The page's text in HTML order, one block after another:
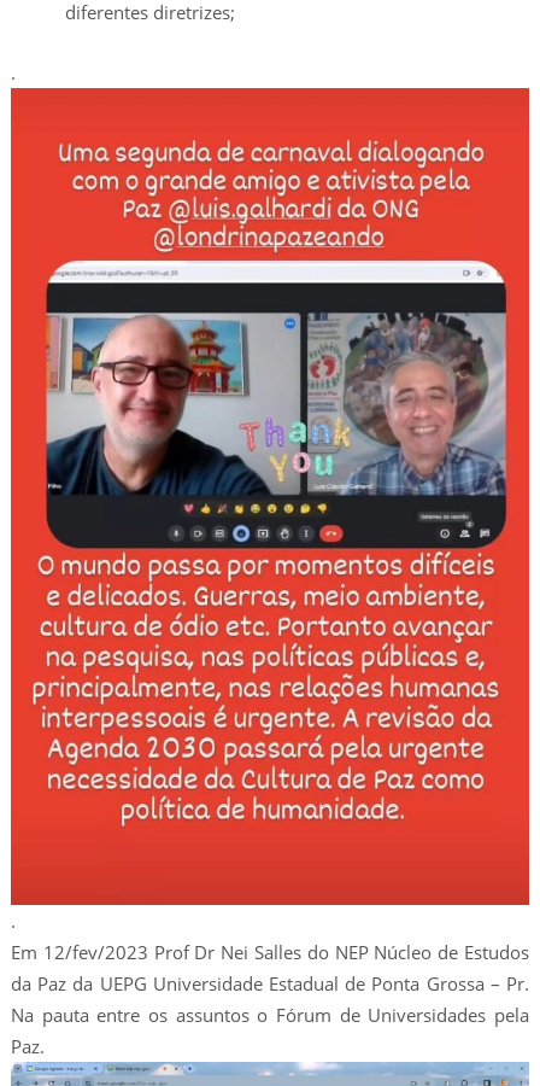
diferentes diretrizes;
.
.
Em 12/fev/2023 Prof Dr Nei Salles do NEP Núcleo de Estudos
da Paz da UEPG Universidade Estadual de Ponta Grossa – Pr.
Na pauta entre os assuntos o Fórum de Universidades pela
Paz.